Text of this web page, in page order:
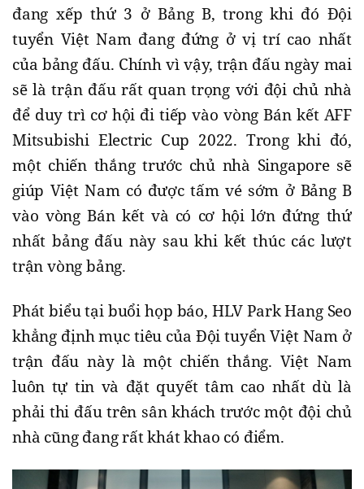
đang xếp thứ 3 ở Bảng B, trong khi đó Đội
tuyển Việt Nam đang đứng ở vị trí cao nhất
của bảng đấu. Chính vì vậy, trận đấu ngày mai
sẽ là trận đấu rất quan trọng với đội chủ nhà
để duy trì cơ hội đi tiếp vào vòng Bán kết AFF
Mitsubishi Electric Cup 2022. Trong khi đó,
một chiến thắng trước chủ nhà Singapore sẽ
giúp Việt Nam có được tấm vé sớm ở Bảng B
vào vòng Bán kết và có cơ hội lớn đứng thứ
nhất bảng đấu này sau khi kết thúc các lượt
trận vòng bảng.
Phát biểu tại buổi họp báo, HLV Park Hang Seo
khẳng định mục tiêu của Đội tuyển Việt Nam ở
trận đấu này là một chiến thắng. Việt Nam
luôn tự tin và đặt quyết tâm cao nhất dù là
phải thi đấu trên sân khách trước một đội chủ
nhà cũng đang rất khát khao có điểm.